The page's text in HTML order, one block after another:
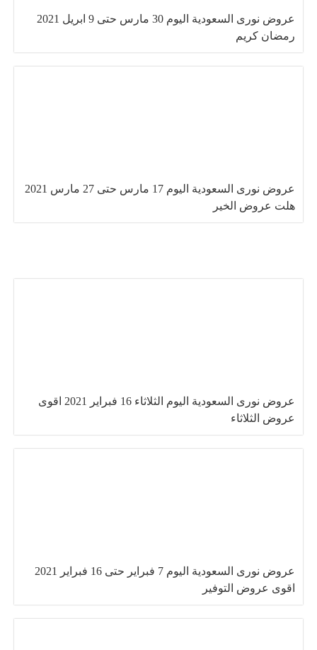
عروض نورى السعودية اليوم 30 مارس حتى 9 ابريل 2021
رمضان كريم
عروض نورى السعودية اليوم 17 مارس حتى 27 مارس 2021
هلت عروض الخير
عروض نورى السعودية اليوم الثلاثاء 16 فبراير 2021 اقوى
عروض الثلاثاء
عروض نورى السعودية اليوم 7 فبراير حتى 16 فبراير 2021
اقوى عروض التوفير